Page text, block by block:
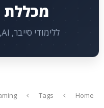
מכללת
ללימודי סייבר, AI, ניהול רשתות ותקשורת
Home
Tags